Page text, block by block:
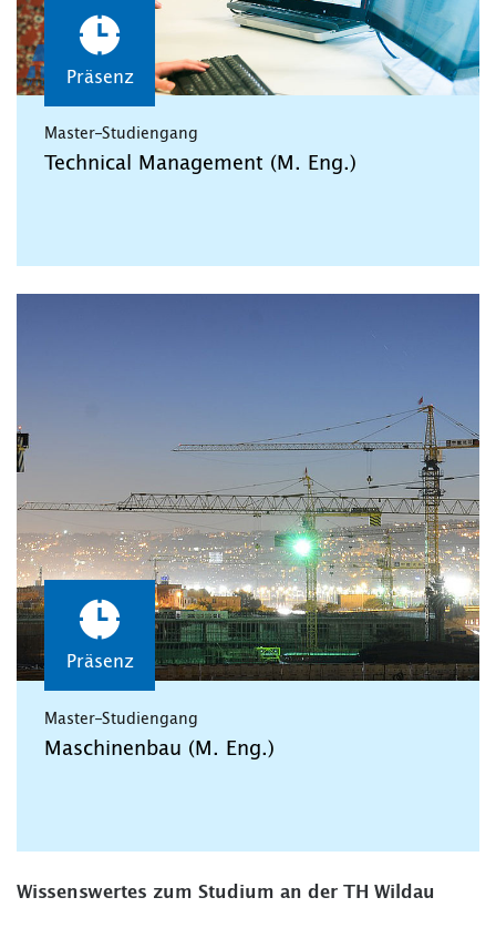
Präsenz
Master-Studiengang
Technical Management (M. Eng.)
Präsenz
Master-Studiengang
Maschinenbau (M. Eng.)
Wissenswertes zum Studium an der TH Wildau